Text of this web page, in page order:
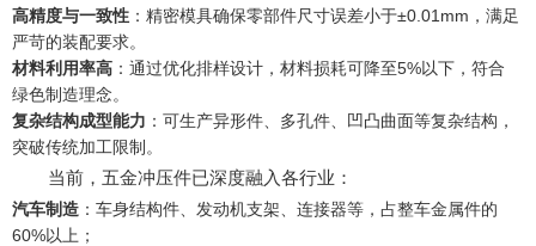
高精度与一致性 ：精密模具确保零部件尺寸误差小于±0.01mm，满足
严苛的装配要求。
材料利用率高 ：通过优化排样设计，材料损耗可降至5%以下，符合
绿色制造理念。
复杂结构成型能力 ：可生产异形件、多孔件、凹凸曲面等复杂结构，
突破传统加工限制。
当前，五金冲压件已深度融入各行业：
汽车制造 ：车身结构件、发动机支架、连接器等，占整车金属件的
60%以上；